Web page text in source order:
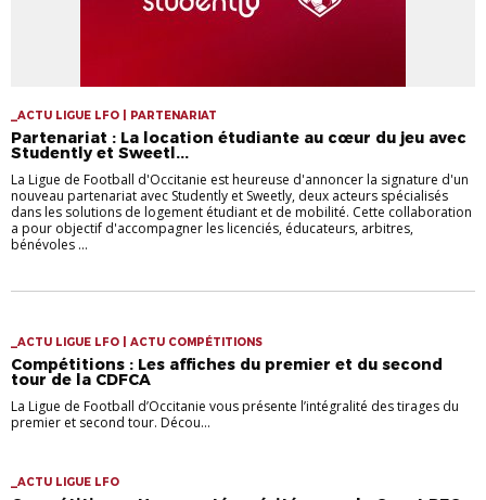
_ACTU LIGUE LFO | PARTENARIAT
Partenariat : La location étudiante au cœur du jeu avec
Studently et Sweetl...
La Ligue de Football d'Occitanie est heureuse d'annoncer la signature d'un
nouveau partenariat avec Studently et Sweetly, deux acteurs spécialisés
dans les solutions de logement étudiant et de mobilité. Cette collaboration
a pour objectif d'accompagner les licenciés, éducateurs, arbitres,
bénévoles ...
_ACTU LIGUE LFO | ACTU COMPÉTITIONS
Compétitions : Les affiches du premier et du second
tour de la CDFCA
La Ligue de Football d’Occitanie vous présente l’intégralité des tirages du
premier et second tour. Décou...
_ACTU LIGUE LFO